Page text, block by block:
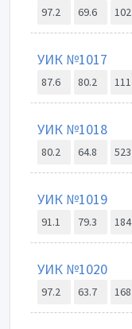
97.2 69.6 102
УИК №1017
87.6 80.2 111
УИК №1018
80.2 64.8 523
УИК №1019
91.1 79.3 184
УИК №1020
97.2 63.7 168